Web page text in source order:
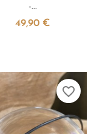
-...
49,90 €
favorite_border